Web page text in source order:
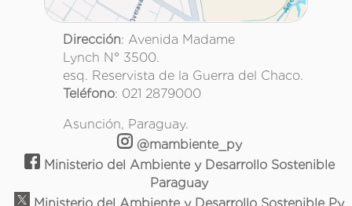
Dirección: Avenida Madame
Lynch N° 3500.
esq. Reservista de la Guerra del Chaco.
Teléfono: 021 2879000
Asunción, Paraguay.
@mambiente_py
Ministerio del Ambiente y Desarrollo Sostenible
Paraguay